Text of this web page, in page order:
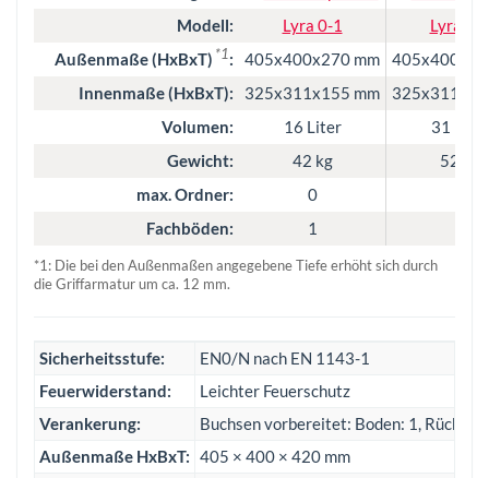
Modell:
Außenmaße (HxBxT) *1:
Innenmaße (HxBxT):
Volumen:
Gewicht:
max. Ordner:
Fachböden:
Lyra 0-1
Lyra 0-2
405x400x270 mm
325x311x155 mm
16 Liter
31 Liter
42 kg
52 kg
0
1
*1: Die bei den Außenmaßen angegebene Tiefe erhöht sich durch
die Griffarmatur um ca. 12 mm.
Sicherheitsstufe:
EN0/N nach EN 1143-1
Feuerwiderstand:
Leichter Feuerschutz
Verankerung:
Buchsen vorbereitet: Boden: 1,
Außenmaße HxBxT: 405 × 400 × 420 mm